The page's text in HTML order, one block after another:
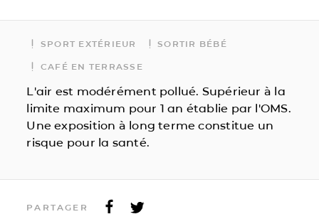
SPORT EXTÉRIEUR SORTIR BÉBÉ
CAFÉ EN TERRASSE
L'air est modérément pollué. Supérieur à la
limite maximum pour 1 an établie par l'OMS.
Une exposition à long terme constitue un
risque pour la santé.
PARTAGER